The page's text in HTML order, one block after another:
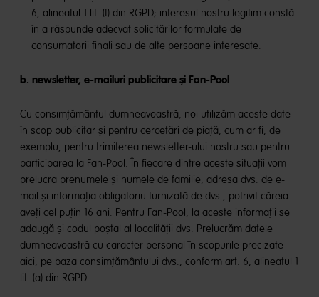
6, alineatul 1 lit. (f) din RGPD; interesul nostru legitim constă
în a răspunde adecvat solicitărilor formulate de
consumatorii finali sau de alte persoane interesate.
b. newsletter, e-mailuri publicitare și Fan-Pool
Cu consimțământul dumneavoastră, noi utilizăm aceste date
în scop publicitar și pentru cercetări de piață, cum ar fi, de
exemplu, pentru trimiterea newsletter-ului nostru sau pentru
participarea la Fan-Pool. În fiecare dintre aceste situații vom
prelucra prenumele și numele de familie, adresa dvs. de e-
mail și informația obligatoriu furnizată de dvs., potrivit căreia
aveți cel puțin 16 ani. Pentru Fan-Pool, la aceste informații se
adaugă și codul poștal al localității dvs. Prelucrăm datele
dumneavoastră cu caracter personal în scopurile precizate
aici, pe baza consimțământului dvs., conform art. 6, alineatul 1
lit. (a) din RGPD.